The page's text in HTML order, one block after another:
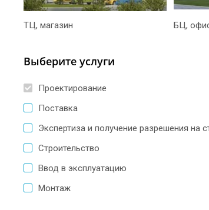
ТЦ, магазин БЦ,
Выберите услуги
Проектирование
Поставка
Экспертиза и получение разрешения на
Строительство
Ввод в эксплуатацию
Монтаж